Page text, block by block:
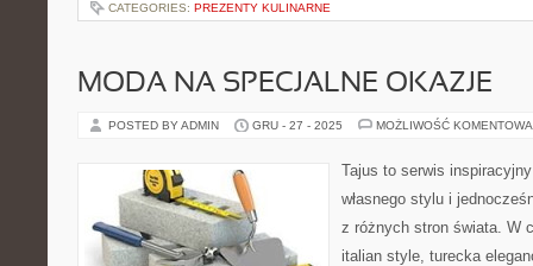
CATEGORIES: PREZENTY KULINARNE
MODA NA SPECJALNE OKAZJE
POSTED BY ADMIN GRU - 27 - 2025 MOŻLIWOŚĆ
Tajus to serwis
własnego stylu i
z różnych stron świata. W
italian style, turecka